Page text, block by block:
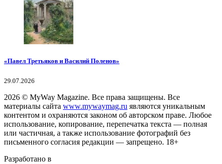
«Павел Третьяков и Василий Поленов»
29.07.2026
2026 © MyWay Magazine. Все права защищены. Все
материалы сайта www.mywaymag.ru являются уникальным
контентом и охраняются законом об авторском праве. Любое
использование, копирование, перепечатка текста — полная
или частичная, а также использование фотографий без
письменного согласия редакции — запрещено. 18+
Разработано в